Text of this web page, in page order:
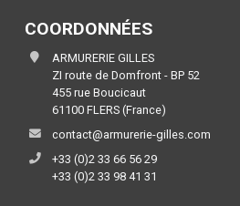
COORDONNÉES
ARMURERIE GILLES
ZI route de Domfront - BP 52
455 rue Boucicaut
61100 FLERS (France)
contact@armurerie-gilles.com
+33 (0)2 33 66 56 29
+33 (0)2 33 98 41 31